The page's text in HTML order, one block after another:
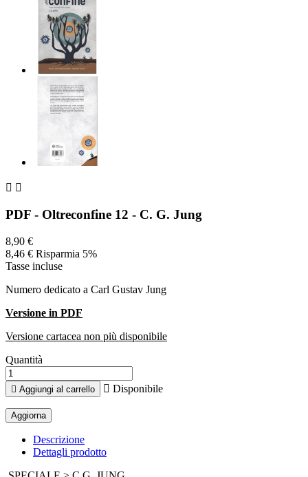
 
PDF - Oltreconfine 12 - C. G. Jung
8,90 €
8,46 € Risparmia 5%
Tasse incluse
Numero dedicato a Carl Gustav Jung
Versione in PDF
Versione cartacea non più disponibile
Quantità
 Aggiungi al carrello  Disponibile
Descrizione
Dettagli prodotto